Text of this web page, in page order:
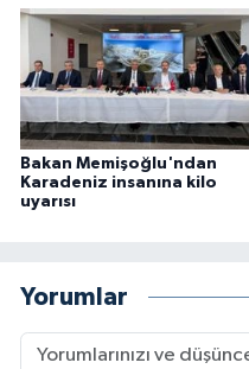
Bakan Memişoğlu'ndan
Karadeniz insanına kilo
uyarısı
Yorumlar